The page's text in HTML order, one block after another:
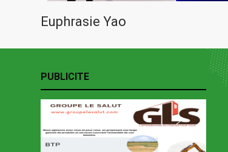
Euphrasie Yao
PUBLICITE